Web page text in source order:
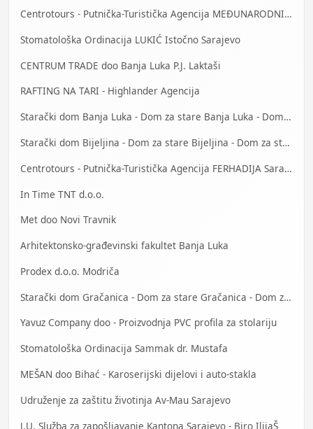
Centrotours - Putnička-Turistička Agencija MEĐUNARODNI AERODROM Sarajevo
Stomatološka Ordinacija LUKIĆ Istočno Sarajevo
CENTRUM TRADE doo Banja Luka P.J. Laktaši
RAFTING NA TARI - Highlander Agencija
Starački dom Banja Luka - Dom za stare Banja Luka - Dom za stara lica Banjaluka
Starački dom Bijeljina - Dom za stare Bijeljina - Dom za stara lica Bijeljina
Centrotours - Putnička-Turistička Agencija FERHADIJA Sarajevo
In Time TNT d.o.o.
Met doo Novi Travnik
Arhitektonsko-građevinski fakultet Banja Luka
Prodex d.o.o. Modriča
Starački dom Gračanica - Dom za stare Gračanica - Dom za stara lica Gračanica
Yavuz Company doo - Proizvodnja PVC profila za stolariju
Stomatološka Ordinacija Sammak dr. Mustafa
MEŠAN doo Bihać - Karoserijski dijelovi i auto-stakla
Udruženje za zaštitu životinja Av-Mau Sarajevo
J.U. Služba za zapošljavanje Kantona Sarajevo - Biro IlijaŠ